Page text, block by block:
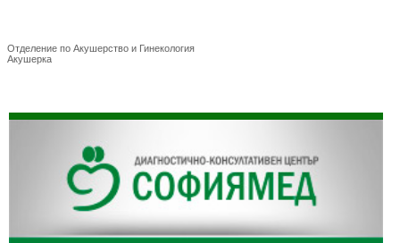
Отделение по Акушерство и Гинекология
Акушерка